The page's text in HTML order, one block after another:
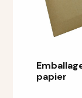
papier